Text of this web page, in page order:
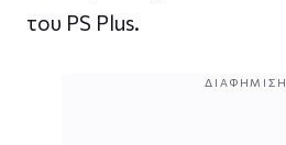
του PS Plus.
ΔΙΑΦΉΜΙΣΗ